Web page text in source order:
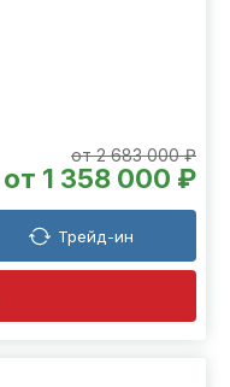
от 2 683 000 ₽
от 1 358 000 ₽
Трейд-ин